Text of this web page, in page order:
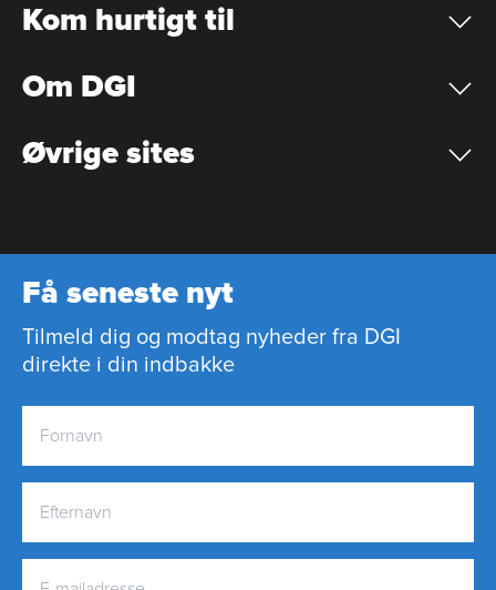
Kom hurtigt til
Om DGI
Øvrige sites
Få seneste nyt
Tilmeld dig og modtag nyheder fra DGI
direkte i din indbakke